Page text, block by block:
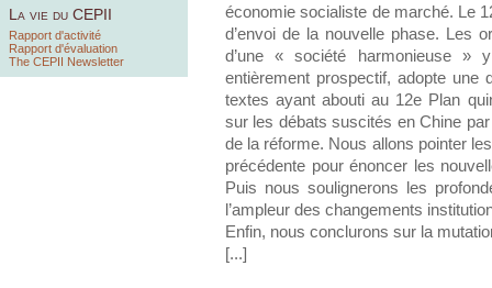
La vie du CEPII
Rapport d'activité
Rapport d'évaluation
The CEPII Newsletter
économie socialiste de marché. Le
d’envoi de la nouvelle phase. Les
d’une « société harmonieuse »
entièrement prospectif, adopte une
textes ayant abouti au 12e Plan
sur les débats suscités en Chine
de la réforme. Nous allons pointer
précédente pour énoncer les
Puis nous soulignerons les
l’ampleur des changements
Enfin, nous conclurons sur la
[...]